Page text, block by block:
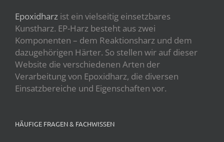
Epoxidharz ist ein vielseitig einsetzbares
Kunstharz. EP-Harz besteht aus zwei
Komponenten – dem Reaktionsharz und dem
dazugehörigen Härter. So stellen wir auf dieser
Website die verschiedenen Arten der
Verarbeitung von Epoxidharz, die diversen
Einsatzbereiche und Eigenschaften vor.
HÄUFIGE FRAGEN & FACHWISSEN